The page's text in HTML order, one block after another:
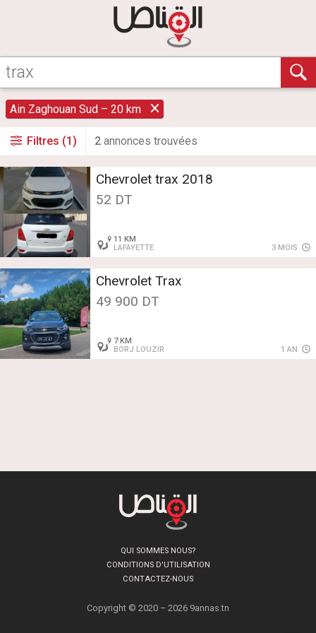
Ain Zaghouan Sud – 20 km
Filtres (1) 2 annonces trouvées
Chevrolet trax 2018
52 DT
11 KM
LAFAYETTE
3 MOIS
Chevrolet Trax
49 900 DT
7 KM
BORJ LOUZIR
1 AN
QUI SOMMES NOUS?
CONDITIONS D'UTILISATION
CONTACTEZ-NOUS
Copyright © 2020 – 2026 9annas.tn